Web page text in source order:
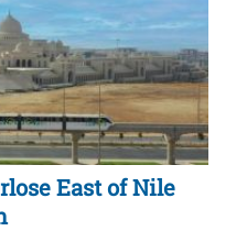
East of Nile